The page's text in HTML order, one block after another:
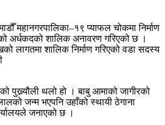
महानगरपालिका–१९ प्याफल चोकमा निर्माण
अर्धकदको शालिक अनावरण गरिएको छ ।
लागतमा शालिक निर्माण गरिएको वडा सदस्य
पुख्र्यौली थलो हो । बाबु आमाको जागीरको
जन्म भएपनि उहाँको स्थायी ठेगाना
जनाएको छ ।